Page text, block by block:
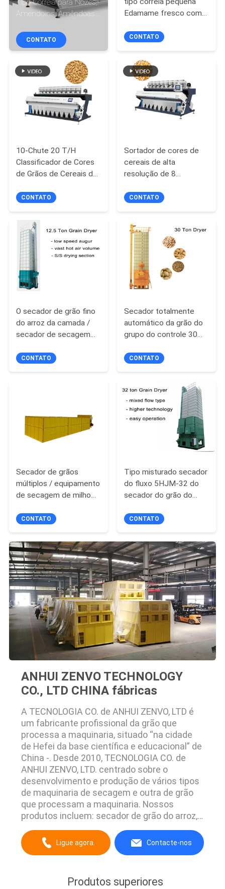
CONTROLE
QUALIDADE
CONTACTE-
NOTÍCIA
PEÇA
UMAS
CITAÇÕES
MAPA
SITE
POLÍTICA
DE
PRIVACIDADE
Tipo Correia para Nozes,
Amendoins, Amêndoas,
CONTATO
Edamame fresco com
CONTATO
10-Chute 20 T/H
Classificador de Cores
de Grãos de Cereais de
Trigo, Milho e Grãos.
CONTATO
Sortador de cores de
cereais de alta
resolução de 8
para milho, trigo, arroz e
CONTATO
O secador de grão fino
do arroz da camada /
secador de secagem
CONTATO
Secador totalmente
automático da grão do
grupo do controle 30
nenhuma poluição
CONTATO
Secador de grãos
múltiplos / equipamento
de secagem de milho
CONTATO
Tipo misturado secador
do fluxo 5HJM-32 do
secador do grão do
grão / 32 toneladas
CONTATO
ANHUI ZENVO TECHNOLOGY
CO., LTD CHINA fábricas
A TECNOLOGIA CO. de ANHUI ZENVO, LTD é
um fabricante profissional da grão que
processa a maquinaria, situado “na cidade
de Hefei da base científica e educacional” de
China -. Desde 2010, TECNOLOGIA CO. de
ANHUI ZENVO, LTD. centrado sobre o
desenvolvimento e produção de vários tipos
de maquinaria de secagem e outra de grão
que processam a maquinaria. Nossos
produtos incluem: secador de grão do arroz,
pequeno, secador de grão portátil, secador
misturado do fluxo, secador de grão de
Ligue agora. Contacte-nos
Produtos superiores